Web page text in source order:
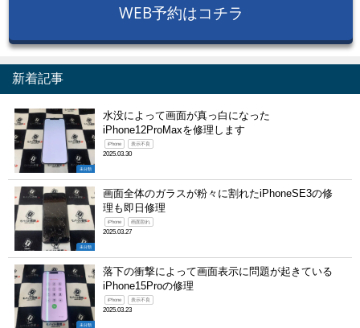
WEB予約はコチラ
新着記事
未分類
水没によって画面が真っ白になった
iPhone12ProMaxを修理します
iPhone 表示不良
2025.03.30
未分類
画面全体のガラスが粉々に割れたiPhoneSE3の修
理も即日修理
iPhone 画面割れ
2025.03.27
未分類
落下の衝撃によって画面表示に問題が起きている
iPhone15Proの修理
iPhone 表示不良
2025.03.23